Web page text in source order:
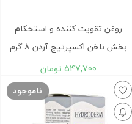
روغن تقویت کننده و استحکام
بخش ناخن اکسپرتیج آردن 8 گرم
547,700 تومان
ناموجود